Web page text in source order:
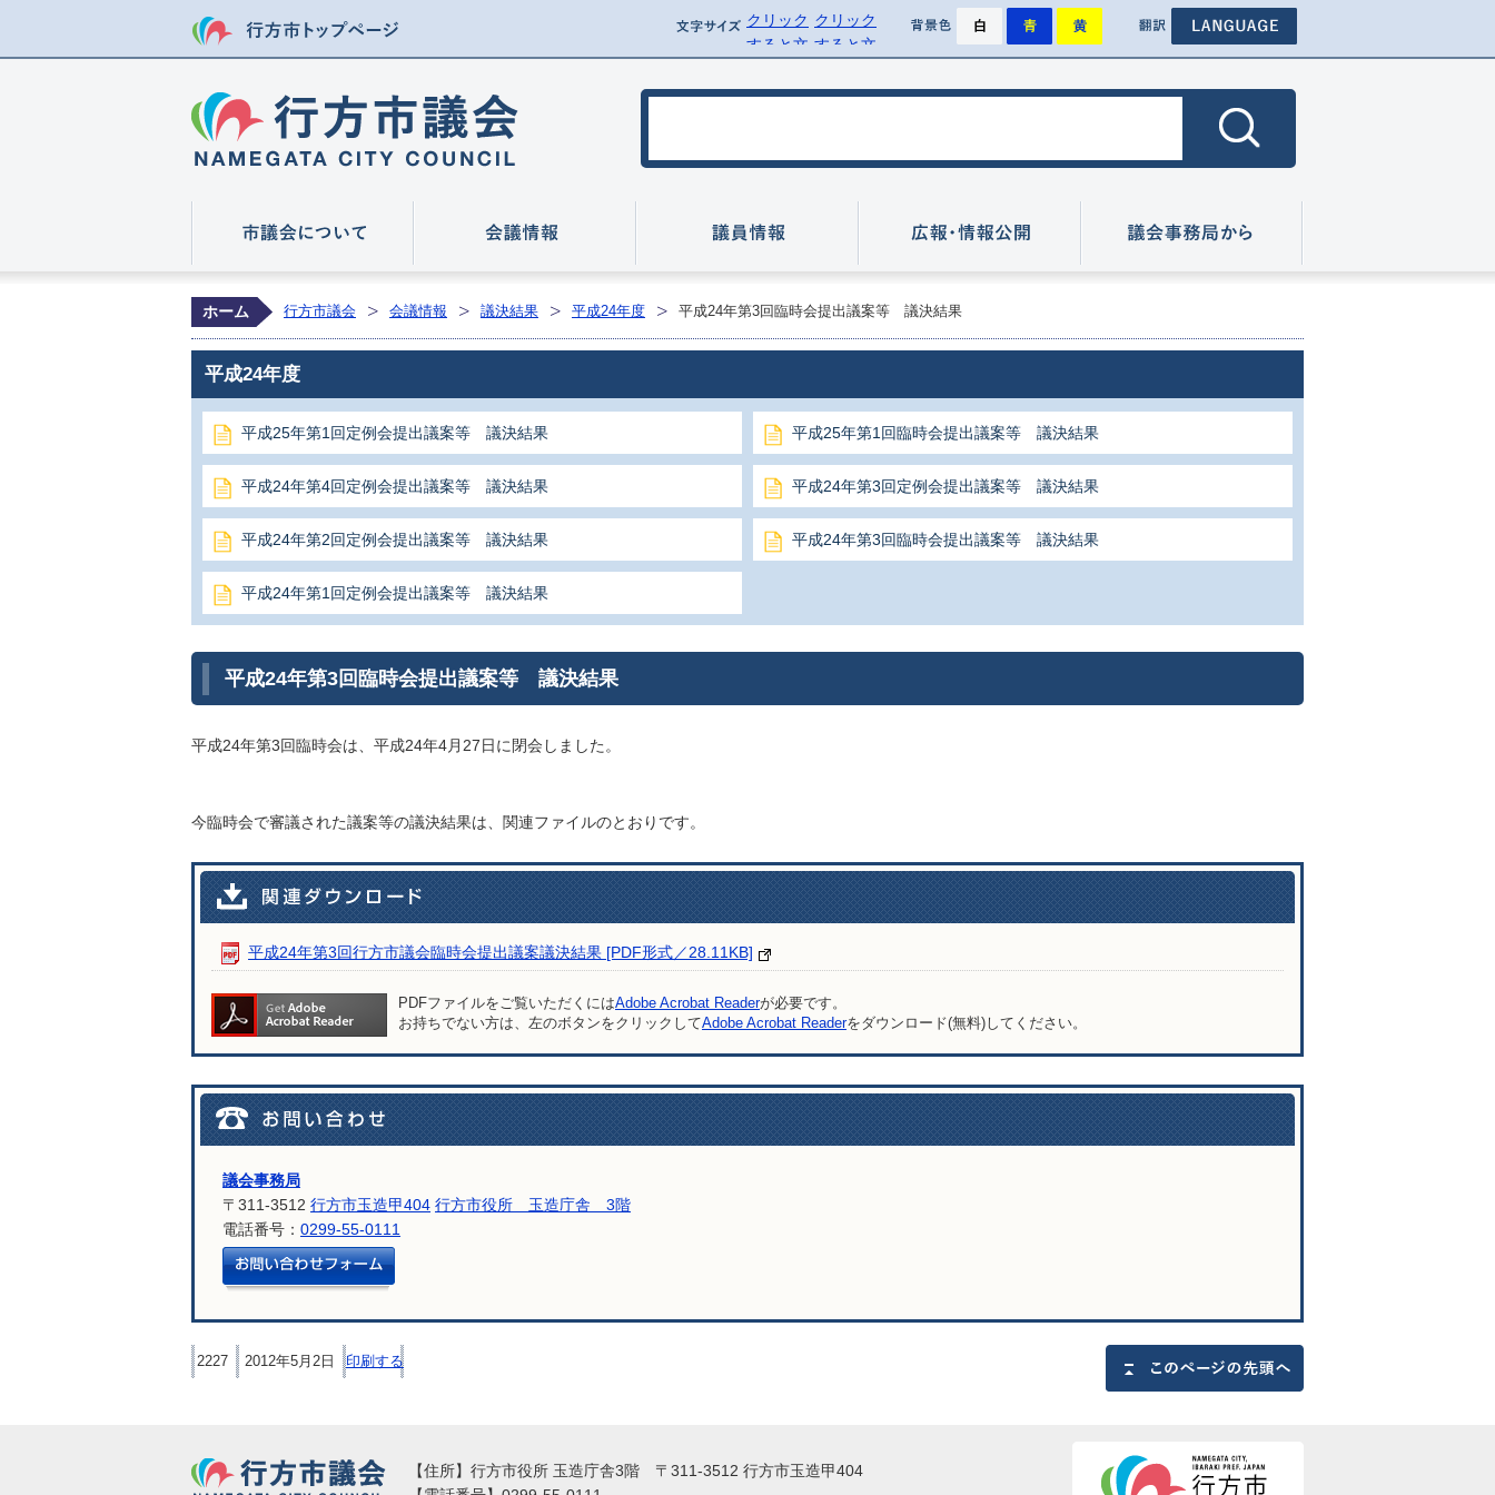
文字サイズ
クリック
すると文
を標準に
クリック
すると文
を拡大で
翻訳
背景色
背景を標準にします
背景を青色にします
背景を黄色にします
背景を黒色にします
ホーム 行方市議会 会議情報 議決結果 平成24年度 平成24年第3回臨時会提出議案等 議決結果
平成24年度
平成25年第1回定例会提出議案等 議決結果 平成25年第1回臨時会提出議案等 議決結果
平成24年第4回定例会提出議案等 議決結果 平成24年第3回定例会提出議案等 議決結果
平成24年第2回定例会提出議案等 議決結果 平成24年第3回臨時会提出議案等 議決結果
平成24年第1回定例会提出議案等 議決結果
平成24年第3回臨時会提出議案等 議決結果
平成24年第3回臨時会は、平成24年4月27日に閉会しました。
今臨時会で審議された議案等の議決結果は、関連ファイルのとおりです。
平成24年第3回行方市議会臨時会提出議案議決結果 [PDF形式／28.11KB]
PDFファイルをご覧いただくにはAdobe Acrobat Readerが必要です。
お持ちでない方は、左のボタンをクリックしてAdobe Acrobat Readerをダウンロード(無料)してください。
議会事務局
〒311-3512 行方市玉造甲404 行方市役所 玉造庁舎 3階
電話番号： 0299-55-0111
2227 2012年5月2日 印刷する
行方市議会
【住所】行方市役所 玉造庁舎3階 〒311-3512 行方市玉造甲404